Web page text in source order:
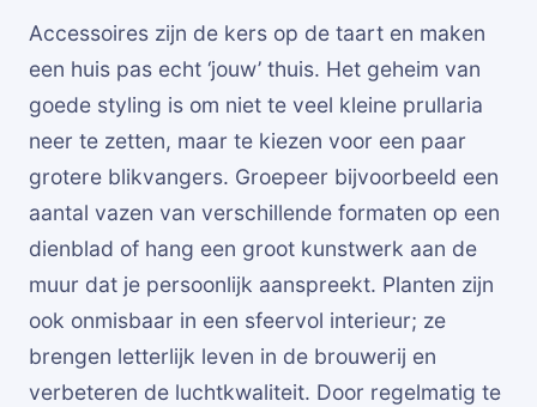
Accessoires zijn de kers op de taart en maken
een huis pas echt ‘jouw’ thuis. Het geheim van
goede styling is om niet te veel kleine prullaria
neer te zetten, maar te kiezen voor een paar
grotere blikvangers. Groepeer bijvoorbeeld een
aantal vazen van verschillende formaten op een
dienblad of hang een groot kunstwerk aan de
muur dat je persoonlijk aanspreekt. Planten zijn
ook onmisbaar in een sfeervol interieur; ze
brengen letterlijk leven in de brouwerij en
verbeteren de luchtkwaliteit. Door regelmatig te